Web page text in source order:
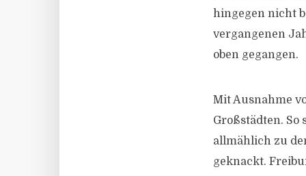
hingegen nicht
vergangenen
oben gegangen.
Mit Ausnahme
Großstädten.
allmählich zu
geknackt.